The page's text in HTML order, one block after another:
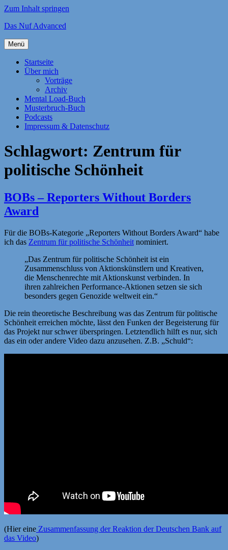
Zum Inhalt springen
Das Nuf Advanced
Menü
Startseite
Über mich
Vorträge
Archiv
Mental Load-Buch
Musterbruch-Buch
Podcasts
Impressum & Datenschutz
Schlagwort: Zentrum für
politische Schönheit
BOBs – Reporters Without Borders
Award
Für die BOBs-Kategorie „Reporters Without Borders Award“ habe
ich das Zentrum für politische Schönheit nominiert.
„Das Zentrum für politische Schönheit ist ein
Zusammenschluss von Aktionskünstlern und Kreativen,
die Menschenrechte mit Aktionskunst verbinden. In
ihren zahlreichen Performance-Aktionen setzen sie sich
besonders gegen Genozide weltweit ein.“
Die rein theoretische Beschreibung was das Zentrum für politische
Schönheit erreichen möchte, lässt den Funken der Begeisterung für
das Projekt nur schwer überspringen. Letztendlich hilft es nur, sich
das ein oder andere Video dazu anzusehen. Z.B. „Schuld“:
(Hier eine Zusammenfassung der Reaktion der Deutschen Bank auf
das Video)